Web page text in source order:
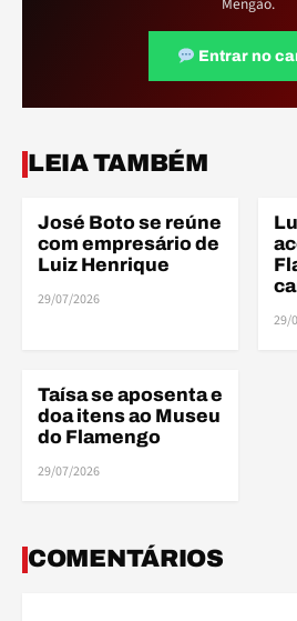
Entrar no
LEIA TAMBÉM
ELE
ELENCO
José Boto se reúne
com empresário de
Luiz Henrique
29/07/2026
29/
ELENCO
Taísa se aposenta e
doa itens ao Museu
do Flamengo
29/07/2026
COMENTÁRIOS